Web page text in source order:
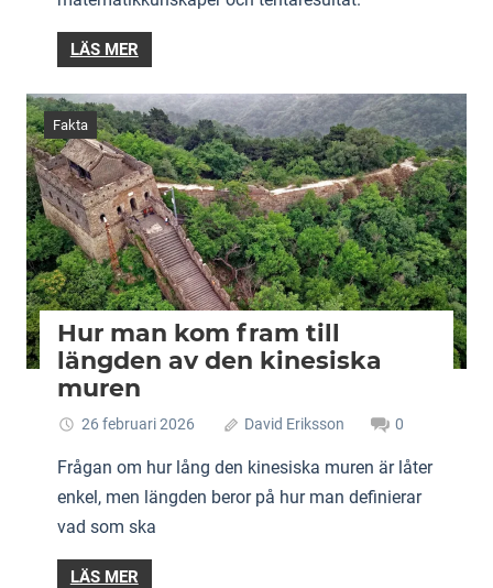
LÄS MER
Fakta
Hur man kom fram till
längden av den kinesiska
muren
26 februari 2026 David Eriksson 0
Frågan om hur lång den kinesiska muren är låter
enkel, men längden beror på hur man definierar
vad som ska
LÄS MER